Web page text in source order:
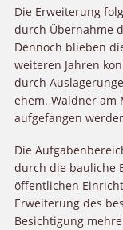
Die Erweiterung
durch Übernahme
Dennoch blieben
weiteren Jahren
durch
ehem. Waldner am
aufgefangen
Die
durch die bauliche
öffentlichen
Erweiterung des
Besichtigung